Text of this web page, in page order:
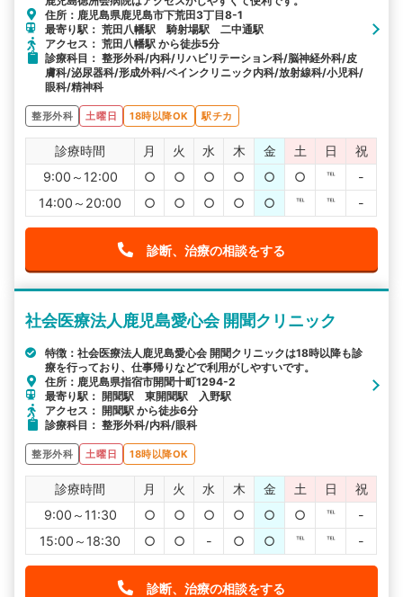
住所：鹿児島県鹿児島市下荒田3丁目8-1
最寄り駅： 荒田八幡駅 騎射場駅 二中通駅
アクセス： 荒田八幡駅 から徒歩5分
診療科目： 整形外科/内科/リハビリテーション科/脳神経外科/皮
膚科/泌尿器科/形成外科/ペインクリニック内科/放射線科/小児科/
眼科/精神科
整形外科 土曜日 18時以降OK 駅チカ
診療時間 月 火 水 木 金 土 日
祝
9:00～12:00
○ ○ ○ ○ ○ ○ ℡
-
14:00～20:00
○ ○ ○ ○ ○ ℡ ℡ -
診断、治療の相談をする
社会医療法人鹿児島愛心会 開聞クリニック
特徴：社会医療法人鹿児島愛心会 開聞クリニックは18時以降も診
療を行っており、仕事帰りなどで利用がしやすいです。
住所：鹿児島県指宿市開聞十町1294-2
最寄り駅： 開聞駅 東開聞駅 入野駅
アクセス： 開聞駅 から徒歩6分
診療科目： 整形外科/内科/眼科
整形外科 土曜日 18時以降OK
診療時間 月 火 水 木 金 土 日
祝
9:00～11:30
○ ○ ○ ○ ○ ○ ℡
-
15:00～18:30
○ ○ - ○ ○ ℡ ℡ -
診断、治療の相談をする